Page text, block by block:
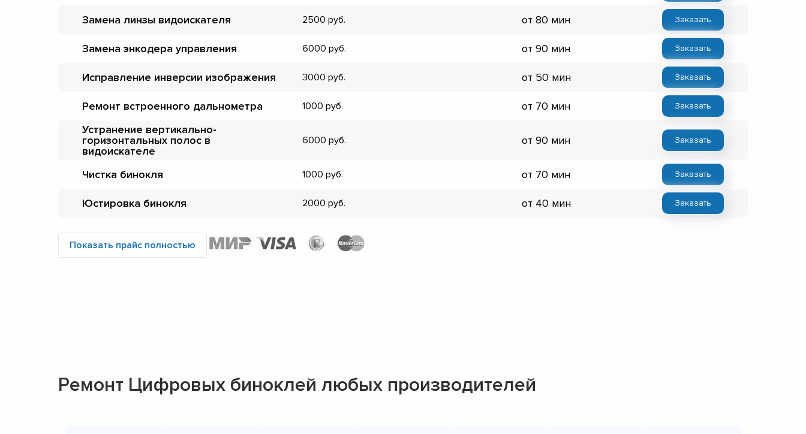
Замена линзы видоискателя 2500 от 80 мин Заказать
Замена энкодера управления 6000 от 90 мин Заказать
Исправление инверсии изображения 3000 от 50 мин Заказать
Ремонт встроенного дальнометра 1000 от 70 мин Заказать
Устранение вертикально-
горизонтальных полос в
видоискателе
6000 от 90 мин Заказать
Чистка бинокля 1000 от 70 мин Заказать
Юстировка бинокля 2000 от 40 мин Заказать
Показать прайс полностью
Ремонт Цифровых биноклей любых производителей